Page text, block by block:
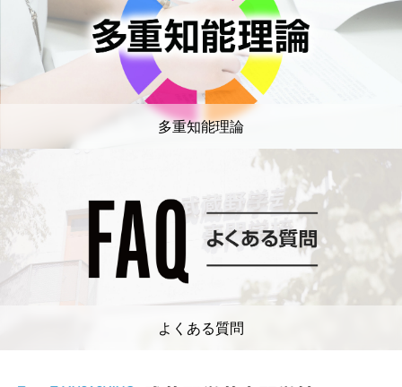
多重知能理論
よくある質問